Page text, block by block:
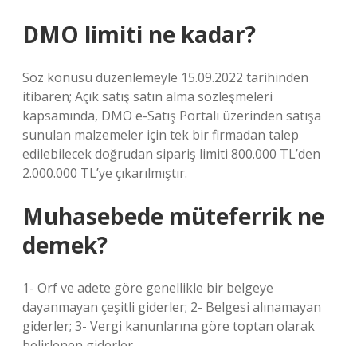
DMO limiti ne kadar?
Söz konusu düzenlemeyle 15.09.2022 tarihinden
itibaren; Açık satış satın alma sözleşmeleri
kapsamında, DMO e-Satış Portalı üzerinden satışa
sunulan malzemeler için tek bir firmadan talep
edilebilecek doğrudan sipariş limiti 800.000 TL’den
2.000.000 TL’ye çıkarılmıştır.
Muhasebede müteferrik ne
demek?
1- Örf ve adete göre genellikle bir belgeye
dayanmayan çeşitli giderler; 2- Belgesi alınamayan
giderler; 3- Vergi kanunlarına göre toptan olarak